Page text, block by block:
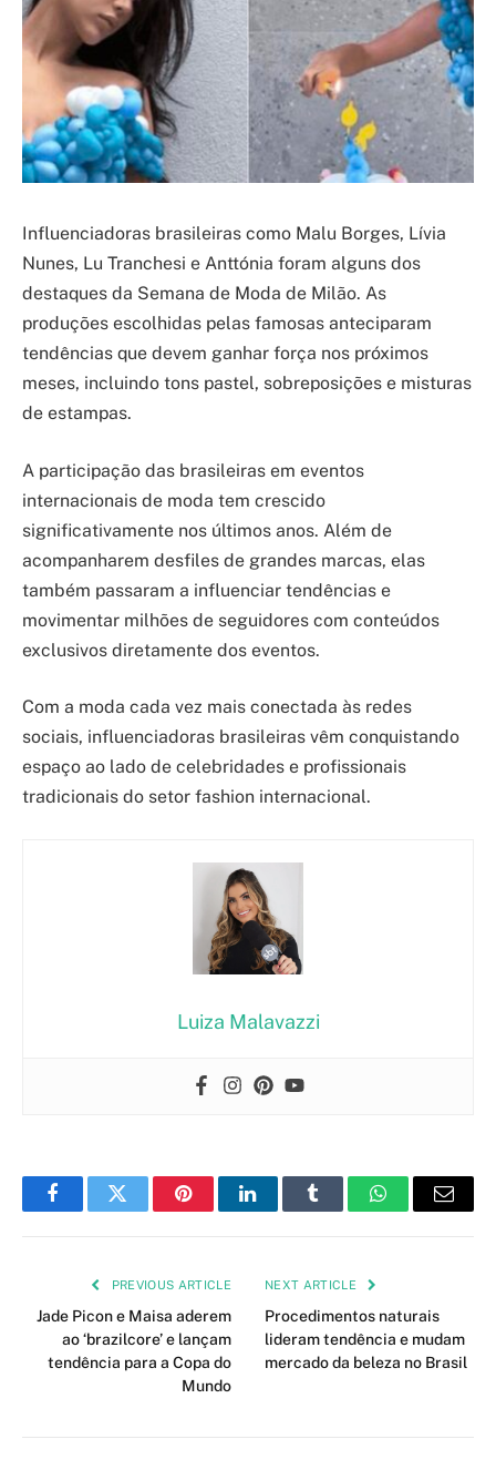
Influenciadoras brasileiras como Malu Borges, Lívia
Nunes, Lu Tranchesi e Anttónia foram alguns dos
destaques da Semana de Moda de Milão. As
produções escolhidas pelas famosas anteciparam
tendências que devem ganhar força nos próximos
meses, incluindo tons pastel, sobreposições e misturas
de estampas.
A participação das brasileiras em eventos
internacionais de moda tem crescido
significativamente nos últimos anos. Além de
acompanharem desfiles de grandes marcas, elas
também passaram a influenciar tendências e
movimentar milhões de seguidores com conteúdos
exclusivos diretamente dos eventos.
Com a moda cada vez mais conectada às redes
sociais, influenciadoras brasileiras vêm conquistando
espaço ao lado de celebridades e profissionais
tradicionais do setor fashion internacional.
Luiza Malavazzi
FacebookTwitter PinterestLinkedInTumblr WhatsAppEmail
PREVIOUS ARTICLE
Jade Picon e Maisa aderem
ao ‘brazilcore’ e lançam
tendência para a Copa do
Mundo
NEXT ARTICLE
Procedimentos naturais
lideram tendência e mudam
mercado da beleza no Brasil